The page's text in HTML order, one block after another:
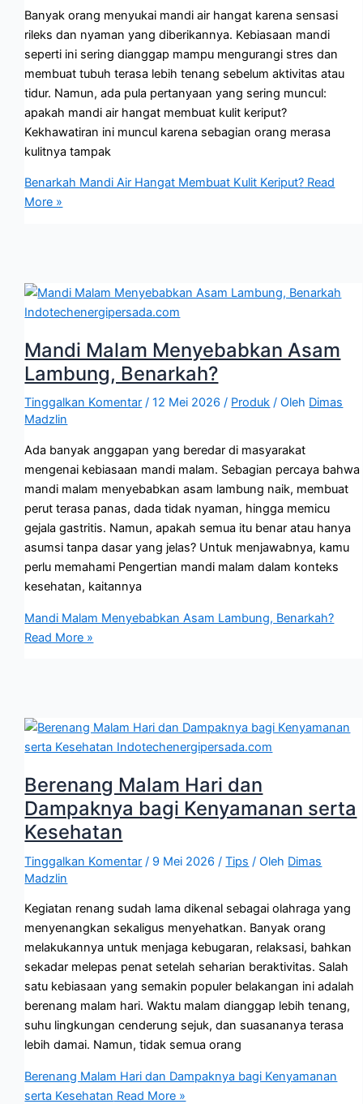
Banyak orang menyukai mandi air hangat karena sensasi
rileks dan nyaman yang diberikannya. Kebiasaan mandi
seperti ini sering dianggap mampu mengurangi stres dan
membuat tubuh terasa lebih tenang sebelum aktivitas atau
tidur. Namun, ada pula pertanyaan yang sering muncul:
apakah mandi air hangat membuat kulit keriput?
Kekhawatiran ini muncul karena sebagian orang merasa
kulitnya tampak
Benarkah Mandi Air Hangat Membuat Kulit Keriput? Read
More »
Mandi Malam Menyebabkan Asam
Lambung, Benarkah?
Tinggalkan Komentar /12 Mei 2026/ Produk / Oleh Dimas
Madzlin
Ada banyak anggapan yang beredar di masyarakat
mengenai kebiasaan mandi malam. Sebagian percaya bahwa
mandi malam menyebabkan asam lambung naik, membuat
perut terasa panas, dada tidak nyaman, hingga memicu
gejala gastritis. Namun, apakah semua itu benar atau hanya
asumsi tanpa dasar yang jelas? Untuk menjawabnya, kamu
perlu memahami Pengertian mandi malam dalam konteks
kesehatan, kaitannya
Mandi Malam Menyebabkan Asam Lambung, Benarkah?
Read More »
Berenang Malam Hari dan
Dampaknya bagi Kenyamanan serta
Kesehatan
Tinggalkan Komentar / 9 Mei 2026 /Tips / Oleh Dimas
Madzlin
Kegiatan renang sudah lama dikenal sebagai olahraga yang
menyenangkan sekaligus menyehatkan. Banyak orang
melakukannya untuk menjaga kebugaran, relaksasi, bahkan
sekadar melepas penat setelah seharian beraktivitas. Salah
satu kebiasaan yang semakin populer belakangan ini adalah
berenang malam hari. Waktu malam dianggap lebih tenang,
suhu lingkungan cenderung sejuk, dan suasananya terasa
lebih damai. Namun, tidak semua orang
Berenang Malam Hari dan Dampaknya bagi Kenyamanan
serta Kesehatan Read More »